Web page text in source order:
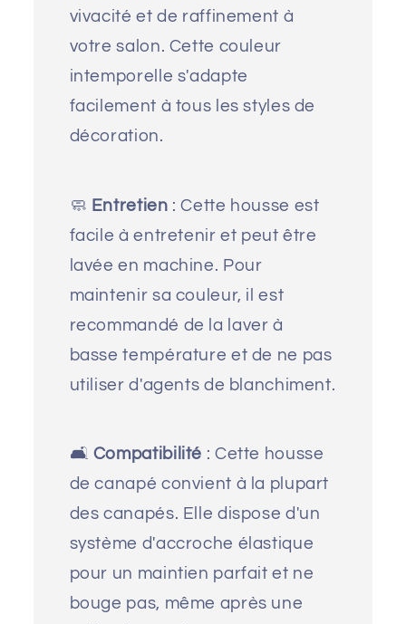
vivacité et de raffinement à
votre salon. Cette couleur
intemporelle s'adapte
facilement à tous les styles de
décoration.
🧼 Entretien : Cette housse est
facile à entretenir et peut être
lavée en machine. Pour
maintenir sa couleur, il est
recommandé de la laver à
basse température et de ne pas
utiliser d'agents de blanchiment.
🛋️ Compatibilité : Cette housse
de canapé convient à la plupart
des canapés. Elle dispose d'un
système d'accroche élastique
pour un maintien parfait et ne
bouge pas, même après une